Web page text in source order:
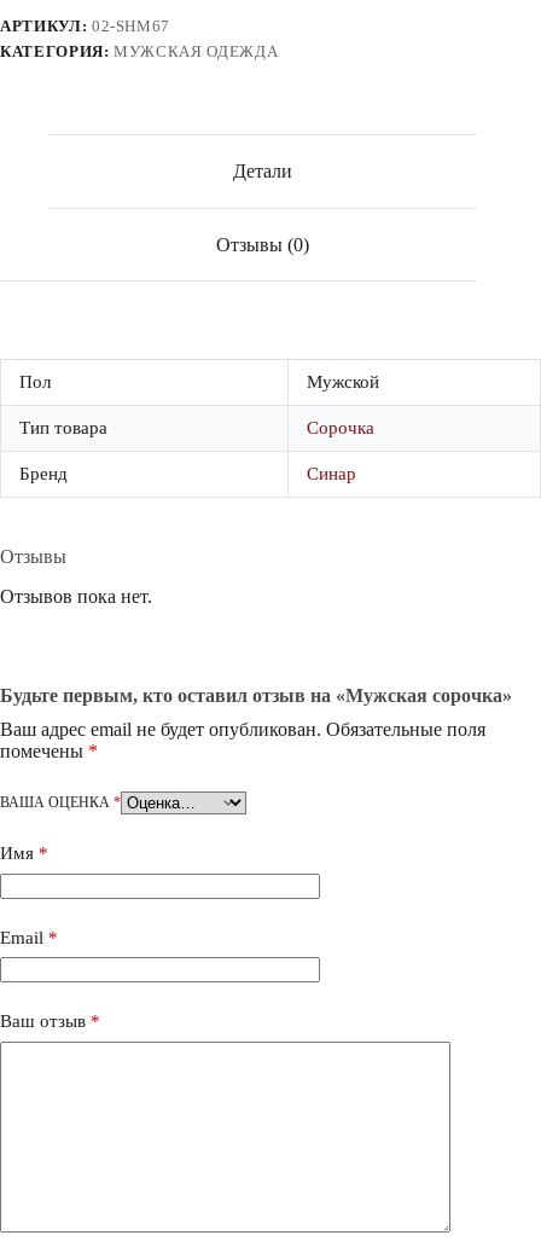
АРТИКУЛ: 02-SHM67
КАТЕГОРИЯ:МУЖСКАЯ ОДЕЖДА
Детали
Отзывы (0)
Пол Мужской
Тип товара Сорочка
Бренд Синар
Отзывы
Отзывов пока нет.
Будьте первым, кто оставил отзыв на «Мужская сорочка»
Ваш адрес email не будет опубликован. Обязательные поля
помечены *
ВАША ОЦЕНКА *
Имя *
Email *
Ваш отзыв *